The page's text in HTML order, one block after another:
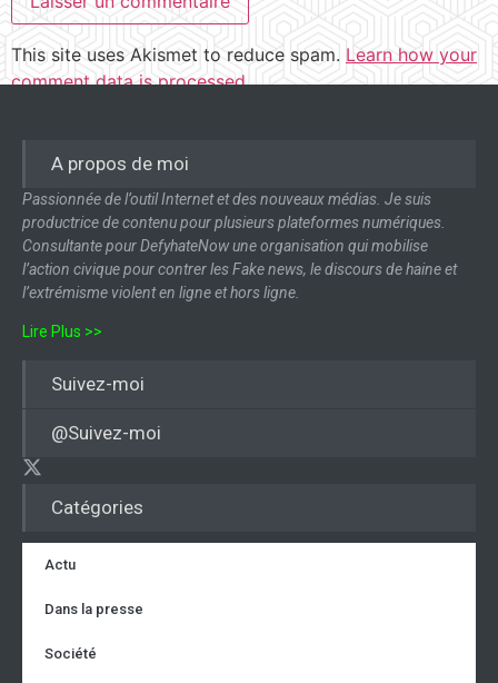
This site uses Akismet to reduce spam. Learn how your
comment data is processed.
Catégories
Actu
Dans la presse
Société
A propos de moi
Passionnée de l’outil Internet et des nouveaux médias. Je suis
productrice de contenu pour plusieurs plateformes numériques.
Consultante pour DefyhateNow une organisation qui mobilise
l’action civique pour contrer les Fake news, le discours de haine et
l’extrémisme violent en ligne et hors ligne.
Lire Plus >>
Suivez-moi
@Suivez-moi